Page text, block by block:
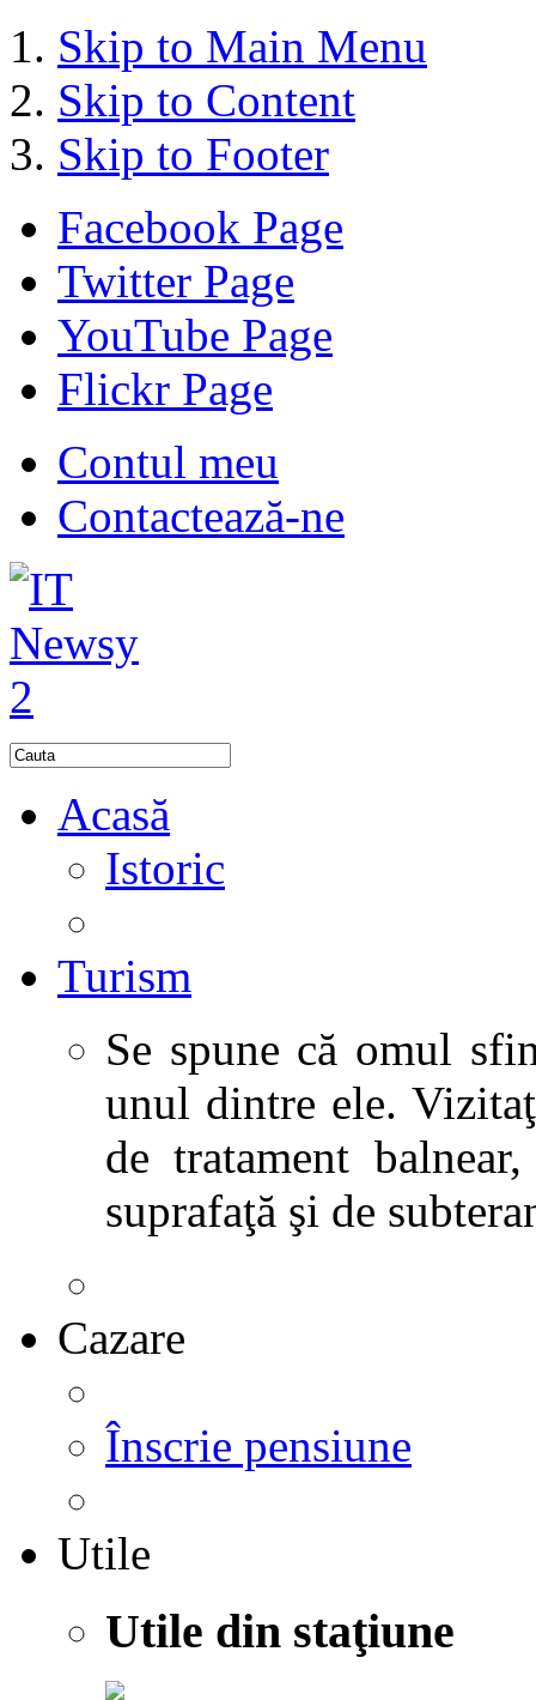
Skip to Main Menu
Skip to Content
Skip to Footer
Facebook Page
Twitter Page
YouTube Page
Flickr Page
Contul meu
Contactează-ne
Acasă
Istoric
Turism
Se spune că omul
unul dintre ele.
de tratament
suprafaţă şi de
Cazare
Înscrie pensiune
Utile
Utile din staţiune